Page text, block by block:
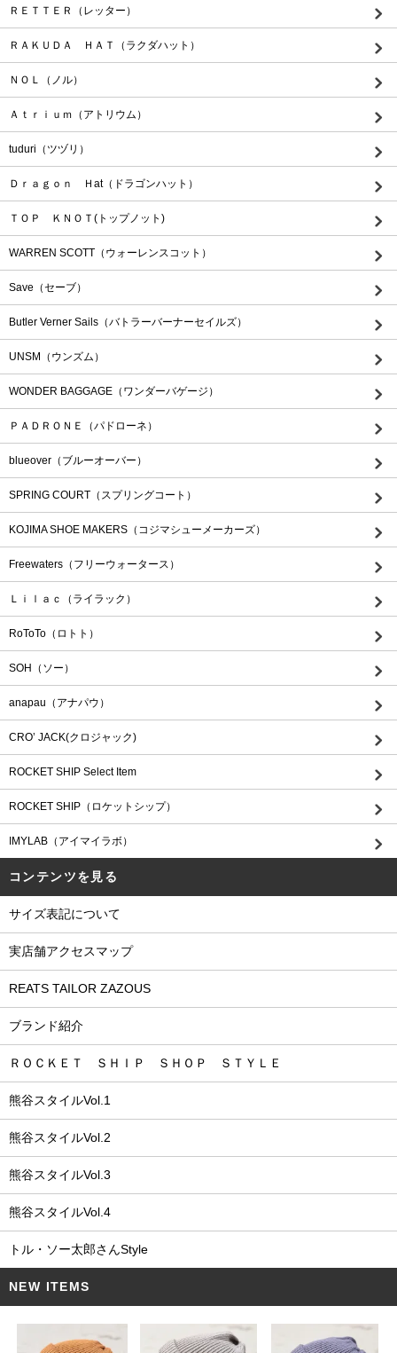
ＲＥＴＴＥＲ（レッター）
ＲＡＫＵＤＡ ＨＡＴ（ラクダハット）
ＮＯＬ（ノル）
Ａｔｒｉｕｍ（アトリウム）
tuduri（ツヅリ）
Ｄｒａｇｏｎ Ｈat（ドラゴンハット）
ＴＯＰ ＫＮＯＴ(トップノット)
WARREN SCOTT（ウォーレンスコット）
Save（セーブ）
Butler Verner Sails（バトラーバーナーセイルズ）
UNSM（ウンズム）
WONDER BAGGAGE（ワンダーバゲージ）
ＰＡＤＲＯＮＥ（パドローネ）
blueover（ブルーオーバー）
SPRING COURT（スプリングコート）
KOJIMA SHOE MAKERS（コジマシューメーカーズ）
Freewaters（フリーウォータース）
Ｌｉｌａｃ（ライラック）
RoToTo（ロトト）
SOH（ソー）
anapau（アナパウ）
CRO’ JACK(クロジャック)
ROCKET SHIP Select Item
ROCKET SHIP（ロケットシップ）
IMYLAB（アイマイラボ）
コンテンツを見る
サイズ表記について
実店舗アクセスマップ
REATS TAILOR ZAZOUS
ブランド紹介
ＲＯＣＫＥＴ ＳＨＩＰ ＳＨＯＰ ＳＴＹＬＥ
熊谷スタイルVol.1
熊谷スタイルVol.2
熊谷スタイルVol.3
熊谷スタイルVol.4
トル・ソー太郎さんStyle
NEW ITEMS